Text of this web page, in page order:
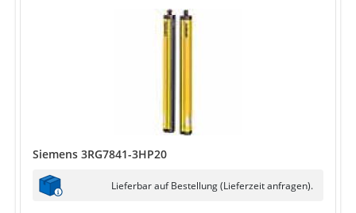
Siemens 3RG7841-3HP20
Lieferbar auf Bestellung (Lieferzeit anfragen).